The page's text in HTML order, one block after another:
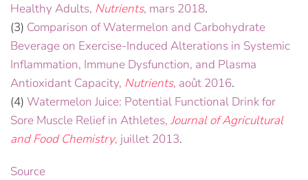
Healthy Adults, Nutrients, mars 2018.
(3) Comparison of Watermelon and Carbohydrate
Beverage on Exercise-Induced Alterations in Systemic
Inflammation, Immune Dysfunction, and Plasma
Antioxidant Capacity, Nutrients, août 2016.
(4) Watermelon Juice: Potential Functional Drink for
Sore Muscle Relief in Athletes, Journal of Agricultural
and Food Chemistry, juillet 2013.
Source